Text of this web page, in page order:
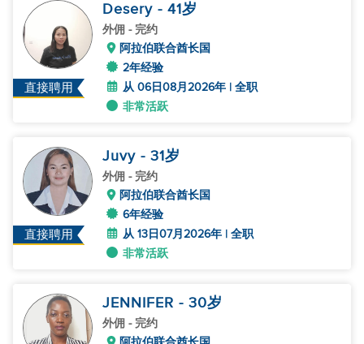
直接聘用
Desery - 41岁
外佣 - 完约
阿拉伯联合酋长国
2年经验
从 06日08月2026年 | 全职
非常活跃
直接聘用
Juvy - 31岁
外佣 - 完约
阿拉伯联合酋长国
6年经验
从 13日07月2026年 | 全职
非常活跃
JENNIFER - 30岁
外佣 - 完约